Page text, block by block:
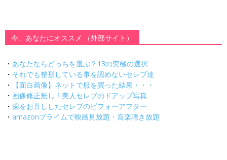
今、あなたにオススメ （外部サイト）
・ あなたならどっちを選ぶ？13の究極の選択
・ それでも整形している事を認めないセレブ達
・
【面白画像】ネットで服を買った結果・・・
・ 画像修正無し！美人セレブのドアップ写真
・ 歯をお直ししたセレブのビフォーアフター
・ amazonプライムで映画見放題・音楽聴き放題